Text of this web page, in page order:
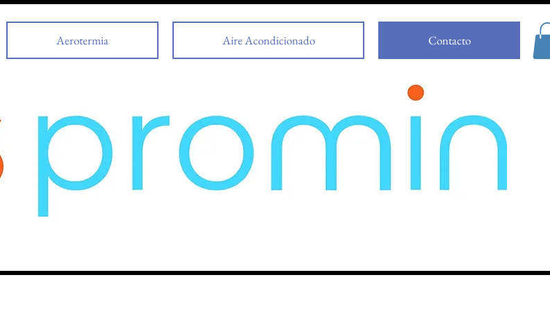
Aerotermia Aire Acondicionado Contacto